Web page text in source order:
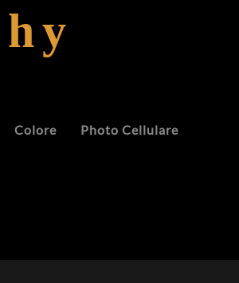
Colore Photo Cellulare